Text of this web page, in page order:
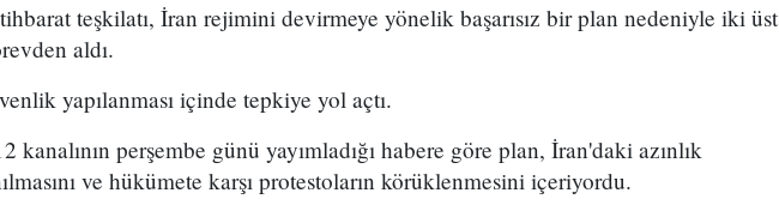
teşkilatı, İran rejimini devirmeye yönelik başarısız bir plan nedeniyle iki üst
aldı.
yapılanması içinde tepkiye yol açtı.
kanalının perşembe günü yayımladığı habere göre plan, İran'daki azınlık
ve hükümete karşı protestoların körüklenmesini içeriyordu.